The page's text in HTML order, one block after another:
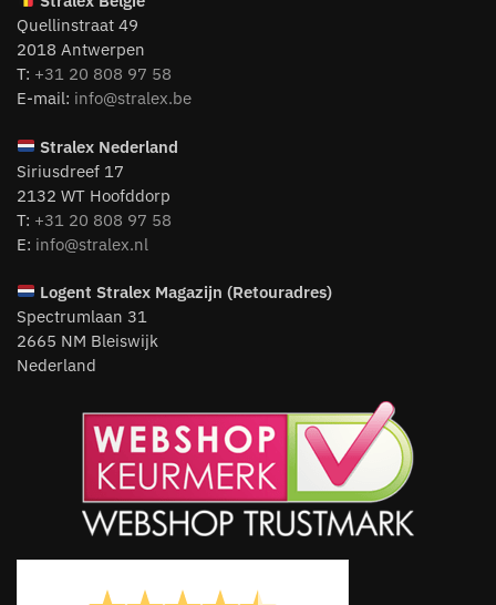
Quellinstraat 49
2018 Antwerpen
T: +31 20 808 97 58
E-mail: info@stralex.be
Stralex Nederland
Siriusdreef 17
2132 WT Hoofddorp
T: +31 20 808 97 58
E: info@stralex.nl
LogentStralex Magazijn (Retouradres)
Spectrumlaan 31
2665 NM Bleiswijk
Nederland